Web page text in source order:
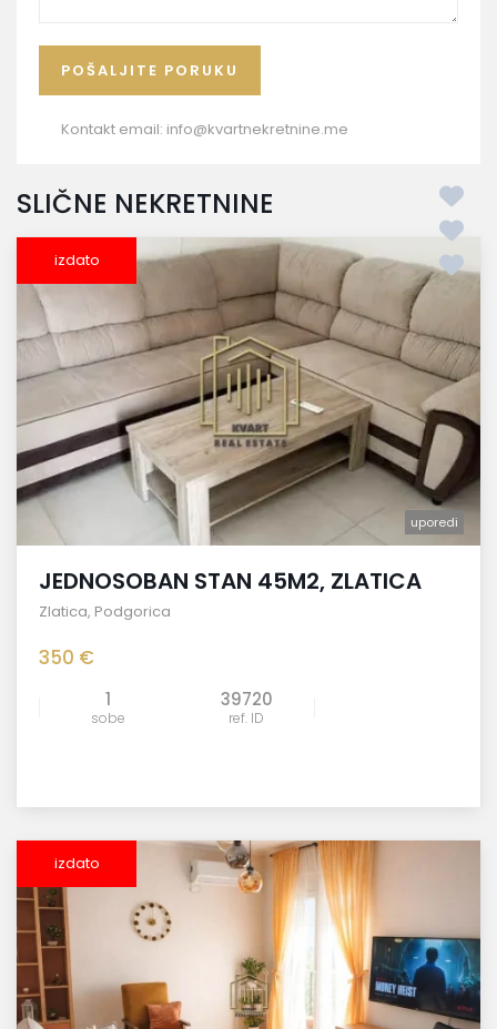
Kontakt email: info@kvartnekretnine.me
SLIČNE NEKRETNINE
izdato
uporedi
JEDNOSOBAN STAN 45M2, ZLATICA
Zlatica, Podgorica
350 €
1
sobe
39720
ref. ID
izdato